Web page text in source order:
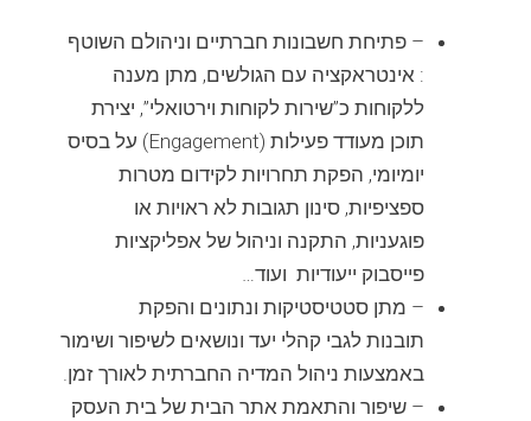
– פתיחת חשבונות חברתיים וניהולם השוטף
: אינטראקציה עם הגולשים, מתן מענה
ללקוחות כ”שירות לקוחות וירטואלי”, יצירת
תוכן מעודד פעילות (Engagement) על בסיס
יומיומי, הפקת תחרויות לקידום מטרות
ספציפיות, סינון תגובות לא ראויות או
פוגעניות, התקנה וניהול של אפליקציות
פייסבוק ייעודיות ועוד…
– מתן סטטיסטיקות ונתונים והפקת
תובנות לגבי קהלי יעד ונושאים לשיפור ושימור
באמצעות ניהול המדיה החברתית לאורך זמן.
– שיפור והתאמת אתר הבית של בית העסק